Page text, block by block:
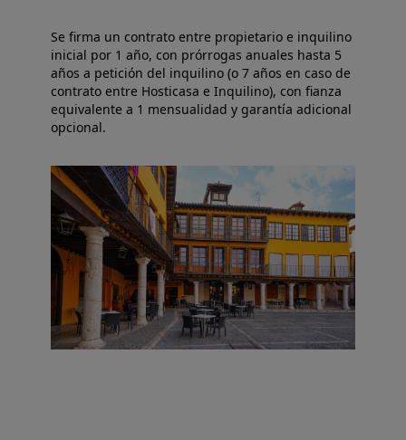
Se firma un contrato entre propietario e inquilino
inicial por 1 año, con prórrogas anuales hasta 5
años a petición del inquilino (o 7 años en caso de
contrato entre Hosticasa e Inquilino), con fianza
equivalente a 1 mensualidad y garantía adicional
opcional.